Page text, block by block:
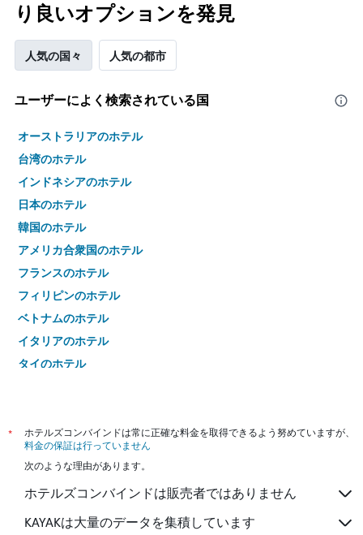
り良いオプションを発見
人気の国々 人気の都市
ユーザーによく検索されている国
オーストラリアのホテル
台湾のホテル
インドネシアのホテル
日本のホテル
韓国のホテル
アメリカ合衆国のホテル
フランスのホテル
フィリピンのホテル
ベトナムのホテル
イタリアのホテル
タイのホテル
*
ホテルズコンバインドは常に正確な料金を取得できるよう努めていますが、
料金の保証は行っていません
次のような理由があります。
ホテルズコンバインドは販売者ではありません
KAYAKは大量のデータを集積しています